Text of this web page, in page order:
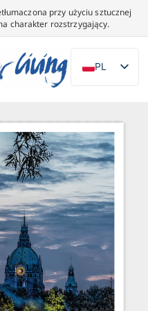
przy użyciu sztucznej
charakter rozstrzygający.
PL
DE
NL
ES
DA
FR
PT
TR